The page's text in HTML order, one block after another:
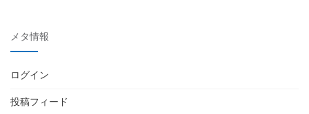
メタ情報
ログイン
投稿フィード